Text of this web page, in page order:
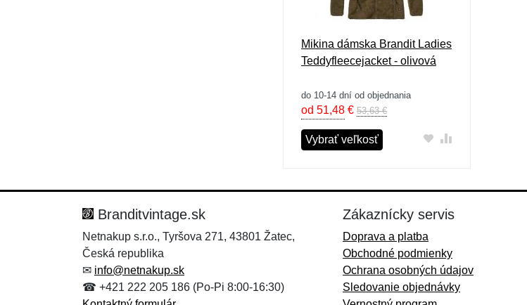
Mikina dámska Brandit Ladies
Teddyfleecejacket - olivová
do 10-14 dní od objednania
od 51,48 € 53,63 €
Vybrať veľkosť
Branditvintage.sk
Netnakup s.r.o., Tyršova 271, 43801 Žatec,
Česká republika
✉ info@netnakup.sk
☎ +421 222 205 186 (Po-Pi 8:00-16:30)
Zákaznícky servis
Doprava a platba
Obchodné podmienky
Ochrana osobných údajov
Sledovanie objednávky